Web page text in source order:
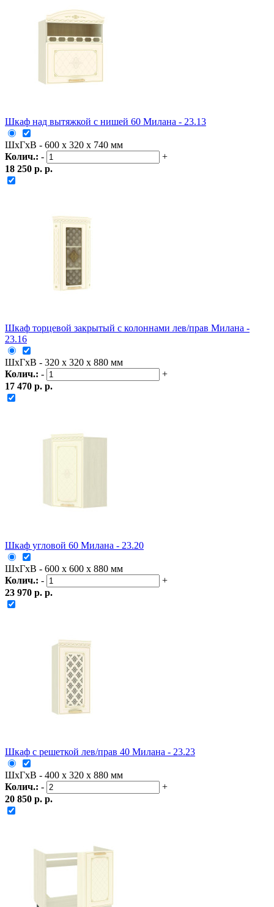
Шкаф над вытяжкой с нишей 60 Милана - 23.13
ШxГxВ - 600 x 320 x 740 мм
Колич.: -
+
18 250 р. р.
Шкаф торцевой закрытый с колоннами лев/прав Милана -
23.16
ШxГxВ - 320 x 320 x 880 мм
Колич.: -
+
17 470 р. р.
Шкаф угловой 60 Милана - 23.20
ШxГxВ - 600 x 600 x 880 мм
Колич.: -
+
23 970 р. р.
Шкаф с решеткой лев/прав 40 Милана - 23.23
ШxГxВ - 400 x 320 x 880 мм
Колич.: -
+
20 850 р. р.